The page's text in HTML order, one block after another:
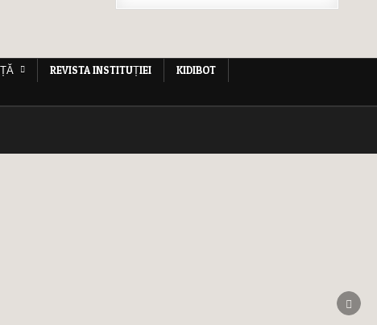
REVISTA INSTITUȚIEI
KIDIBOT
TO